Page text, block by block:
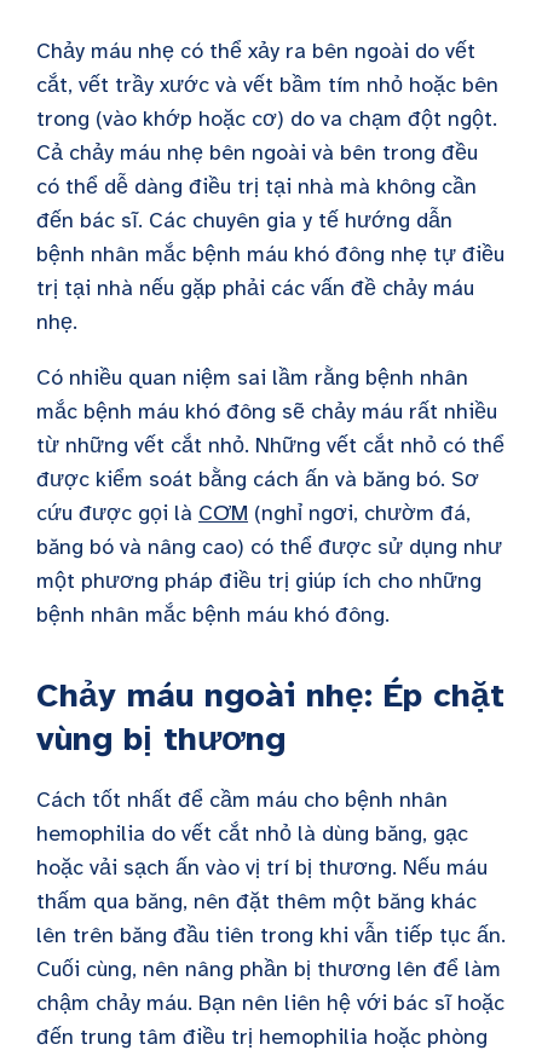
Chảy máu nhẹ có thể xảy ra bên ngoài do vết
cắt, vết trầy xước và vết bầm tím nhỏ hoặc bên
trong (vào khớp hoặc cơ) do va chạm đột ngột.
Cả chảy máu nhẹ bên ngoài và bên trong đều
có thể dễ dàng điều trị tại nhà mà không cần
đến bác sĩ. Các chuyên gia y tế hướng dẫn
bệnh nhân mắc bệnh máu khó đông nhẹ tự điều
trị tại nhà nếu gặp phải các vấn đề chảy máu
nhẹ.
Có nhiều quan niệm sai lầm rằng bệnh nhân
mắc bệnh máu khó đông sẽ chảy máu rất nhiều
từ những vết cắt nhỏ. Những vết cắt nhỏ có thể
được kiểm soát bằng cách ấn và băng bó. Sơ
cứu được gọi là CƠM (nghỉ ngơi, chườm đá,
băng bó và nâng cao) có thể được sử dụng như
một phương pháp điều trị giúp ích cho những
bệnh nhân mắc bệnh máu khó đông.
Chảy máu ngoài nhẹ: Ép chặt
vùng bị thương
Cách tốt nhất để cầm máu cho bệnh nhân
hemophilia do vết cắt nhỏ là dùng băng, gạc
hoặc vải sạch ấn vào vị trí bị thương. Nếu máu
thấm qua băng, nên đặt thêm một băng khác
lên trên băng đầu tiên trong khi vẫn tiếp tục ấn.
Cuối cùng, nên nâng phần bị thương lên để làm
chậm chảy máu. Bạn nên liên hệ với bác sĩ hoặc
đến trung tâm điều trị hemophilia hoặc phòng